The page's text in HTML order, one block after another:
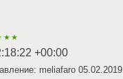
+00:00
meliafaro